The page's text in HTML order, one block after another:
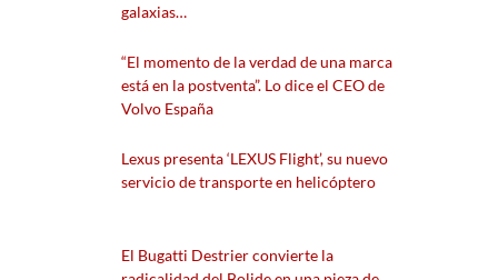
galaxias…
“El momento de la verdad de una marca
está en la postventa”. Lo dice el CEO de
Volvo España
Lexus presenta ‘LEXUS Flight’, su nuevo
servicio de transporte en helicóptero
El Bugatti Destrier convierte la